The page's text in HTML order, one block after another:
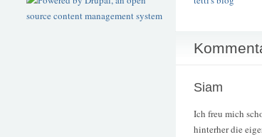
Siam
Ich freu mich
hinterher die